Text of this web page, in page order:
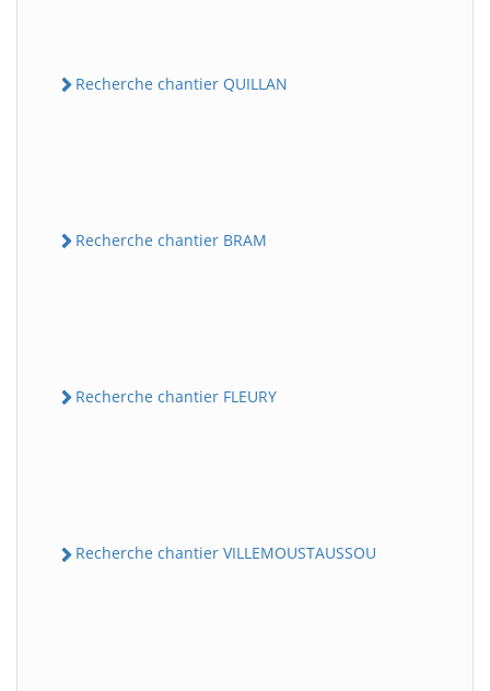
Recherche chantier QUILLAN
Recherche chantier BRAM
Recherche chantier FLEURY
Recherche chantier VILLEMOUSTAUSSOU